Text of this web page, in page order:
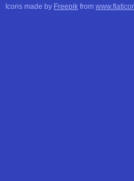
Icons made by Freepik from